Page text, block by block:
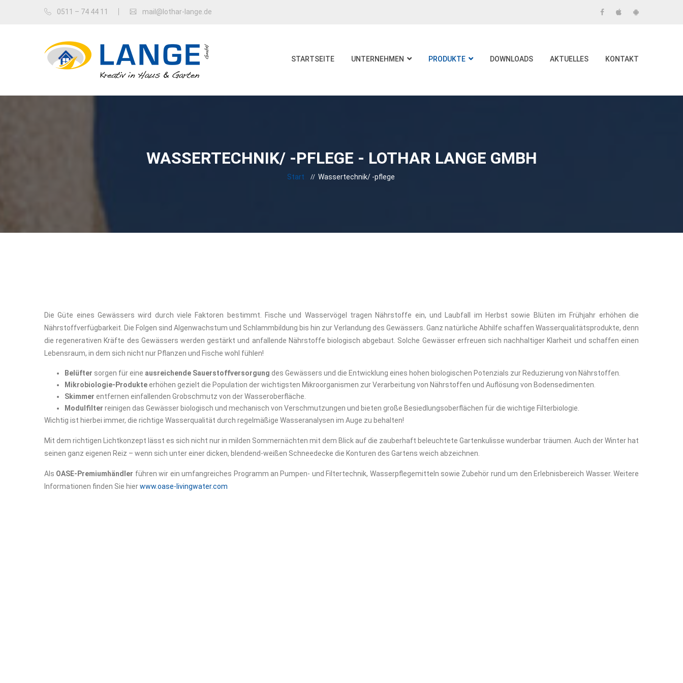
0511 – 74 44 11 mail@lothar-lange.de
STARTSEITE UNTERNEHMEN PRODUKTE DOWNLOADS AKTUELLES KONTAKT
WASSERTECHNIK/ -PFLEGE - LOTHAR LANGE GMBH
Start Wassertechnik/ -pflege
Die Güte eines Gewässers wird durch viele Faktoren bestimmt. Fische und Wasservögel tragen Nährstoffe ein, und Laubfall im Herbst sowie Blüten im Frühjahr erhöhen die
Nährstoffverfügbarkeit. Die Folgen sind Algenwachstum und Schlammbildung bis hin zur Verlandung des Gewässers. Ganz natürliche Abhilfe schaffen Wasserqualitätsprodukte, denn
die regenerativen Kräfte des Gewässers werden gestärkt und anfallende Nährstoffe biologisch abgebaut. Solche Gewässer erfreuen sich nachhaltiger Klarheit und schaffen einen
Lebensraum, in dem sich nicht nur Pflanzen und Fische wohl fühlen!
Belüfter sorgen für eine ausreichende Sauerstoffversorgung des Gewässers und die Entwicklung eines hohen biologischen Potenzials zur Reduzierung von Nährstoffen.
Mikrobiologie-Produkteerhöhen gezielt die Population der wichtigsten Mikroorganismen zur Verarbeitung von Nährstoffen und Auflösung von Bodensedimenten.
Skimmer entfernen einfallenden Grobschmutz von der Wasseroberfläche.
Modulfilter reinigen das Gewässer biologisch und mechanisch von Verschmutzungen und bieten große Besiedlungsoberflächen für die wichtige Filterbiologie.
Wichtig ist hierbei immer, die richtige Wasserqualität durch regelmäßige Wasseranalysen im Auge zu behalten!
Mit dem richtigen Lichtkonzept lässt es sich nicht nur in milden Sommernächten mit dem Blick auf die zauberhaft beleuchtete Gartenkulisse wunderbar träumen. Auch der Winter hat
seinen ganz eigenen Reiz – wenn sich unter einer dicken, blendend-weißen Schneedecke die Konturen des Gartens weich abzeichnen.
Als OASE-Premiumhändler führen wir ein umfangreiches Programm an Pumpen- und Filtertechnik, Wasserpflegemitteln sowie Zubehör rund um den Erlebnisbereich Wasser. Weitere
Informationen finden Sie hierwww.oase-livingwater.com